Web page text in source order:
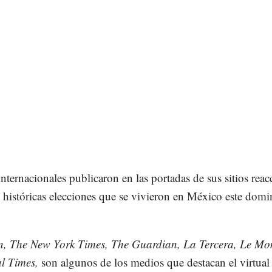
publicaron en las portadas de sus sitios
históricas elecciones que se vivieron en México este
The New York Times, The Guardian, La Tercera, Le
Times, son algunos de los medios que destacan el